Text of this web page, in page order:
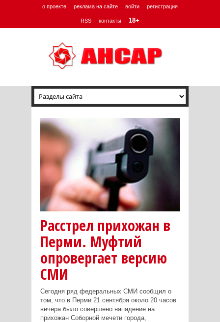
о проекте реклама на сайте войти регистрация
RSS контакты 18+
Расстрел прихожан в
Перми. Муфтий
опровергает версию
СМИ
Сегодня ряд федеральных СМИ сообщил о
том, что в Перми 21 сентября около 20 часов
вечера было совершено нападение на
прихожан Соборной мечети города,